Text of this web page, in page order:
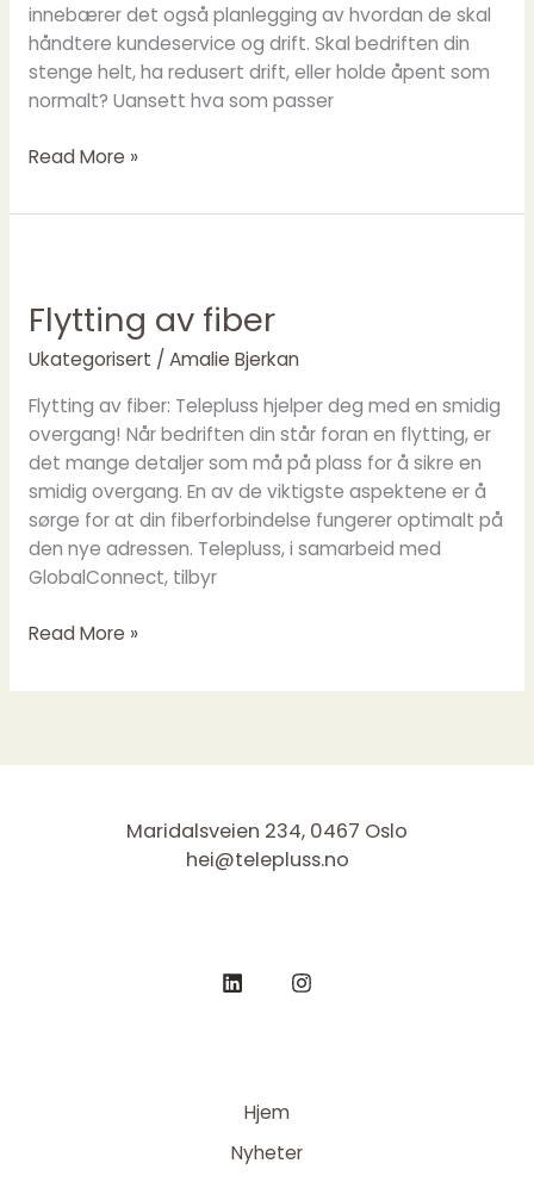
innebærer det også planlegging av hvordan de skal
håndtere kundeservice og drift. Skal bedriften din
stenge helt, ha redusert drift, eller holde åpent som
normalt? Uansett hva som passer
Read More »
Flytting av fiber
Ukategorisert / Amalie Bjerkan
Flytting av fiber: Telepluss hjelper deg med en smidig
overgang! Når bedriften din står foran en flytting, er
det mange detaljer som må på plass for å sikre en
smidig overgang. En av de viktigste aspektene er å
sørge for at din fiberforbindelse fungerer optimalt på
den nye adressen. Telepluss, i samarbeid med
GlobalConnect, tilbyr
fiber
Read More »
Maridalsveien 234, 0467 Oslo
hei@telepluss.no
Hjem
Nyheter